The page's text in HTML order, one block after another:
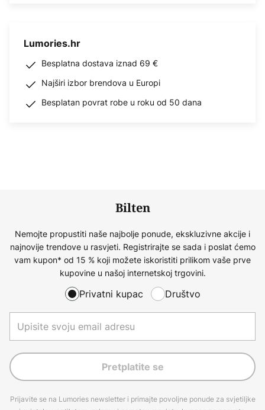
Lumories.hr
Besplatna dostava iznad 69 €
Najširi izbor brendova u Europi
Besplatan povrat robe u roku od 50 dana
Bilten
Nemojte propustiti naše najbolje ponude, ekskluzivne akcije i
najnovije trendove u rasvjeti. Registrirajte se sada i poslat ćemo
vam kupon* od 15 % koji možete iskoristiti prilikom vaše prve
kupovine u našoj internetskoj trgovini.
Privatni kupac Društvo
Pretplatite se
Prijavite se na Lumories newsletter i primajte povoljne ponude za svjetiljke